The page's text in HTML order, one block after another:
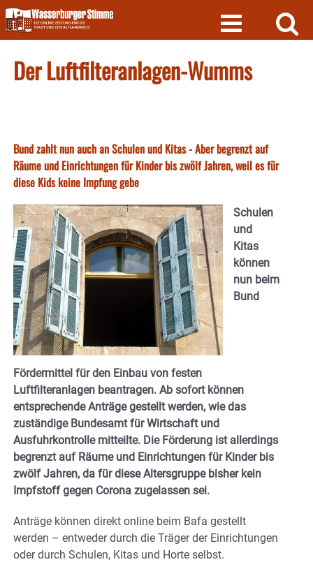
Skip
to
content
Der Luftfilteranlagen-Wumms
Bund zahlt nun auch an Schulen und Kitas - Aber begrenzt auf
Räume und Einrichtungen für Kinder bis zwölf Jahren, weil es für
diese Kids keine Impfung gebe
Schulen
und
Kitas
können
nun beim
Bund
Fördermittel für den Einbau von festen
Luftfilteranlagen beantragen. Ab sofort können
entsprechende Anträge gestellt werden, wie das
zuständige Bundesamt für Wirtschaft und
Ausfuhrkontrolle mitteilte. Die Förderung ist allerdings
begrenzt auf Räume und Einrichtungen für Kinder bis
zwölf Jahren, da für diese Altersgruppe bisher kein
Impfstoff gegen Corona zugelassen sei.
Anträge können direkt online beim Bafa gestellt
werden – entweder durch die Träger der Einrichtungen
oder durch Schulen, Kitas und Horte selbst.